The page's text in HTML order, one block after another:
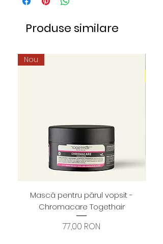
Produse similare
Nou
Mască pentru părul vopsit -
Chromacare Togethair
Preț
77,00 RON